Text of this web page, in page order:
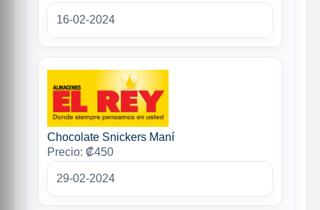
16-02-2024
Chocolate Snickers Maní
Precio: ₡450
29-02-2024